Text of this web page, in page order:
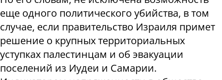
еще одного политического убийства, в том
случае, если правительство Израиля примет
решение о крупных территориальных
уступках палестинцам и об эвакуации
поселений из Иудеи и Самарии.